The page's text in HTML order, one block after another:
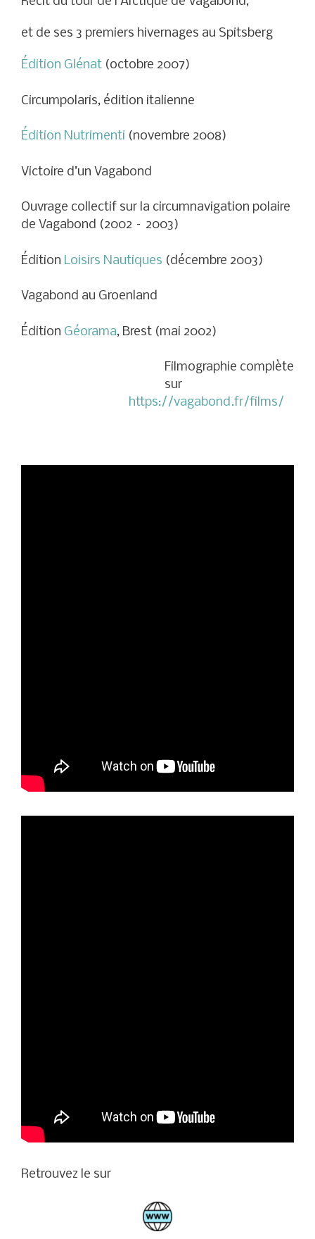
et de ses 3 premiers hivernages au Spitsberg
Édition Glénat (octobre 2007)
Circumpolaris, édition italienne
Édition Nutrimenti (novembre 2008)
Victoire d’un Vagabond
Ouvrage collectif sur la circumnavigation polaire
de Vagabond (2002 – 2003)
Édition Loisirs Nautiques (décembre 2003)
Vagabond au Groenland
Édition Géorama, Brest (mai 2002)
Filmographie complète
sur
https://vagabond.fr/films/
Retrouvez le sur